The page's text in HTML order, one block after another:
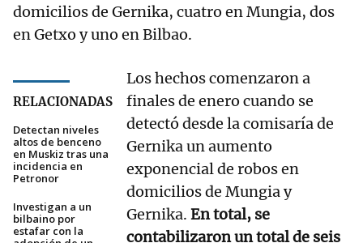
domicilios de Gernika, cuatro en Mungia, dos
en Getxo y uno en Bilbao.
RELACIONADAS
Detectan niveles
altos de benceno
en Muskiz tras una
incidencia en
Petronor
Investigan a un
bilbaino por
estafar con la
Los hechos comenzaron a
finales de enero cuando se
detectó desde la comisaría de
Gernika un aumento
exponencial de robos en
domicilios de Mungia y
Gernika. En total, se
contabilizaron un total de seis